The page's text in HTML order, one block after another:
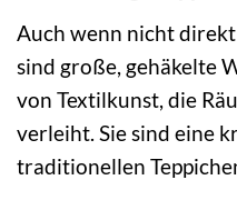
Auch wenn nicht
sind große, gehäkelte
von Textilkunst, die
verleiht. Sie sind eine
traditionellen